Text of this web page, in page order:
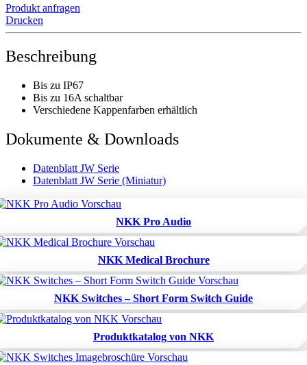
Produkt anfragen
Drucken
Beschreibung
Bis zu IP67
Bis zu 16A schaltbar
Verschiedene Kappenfarben erhältlich
Dokumente & Downloads
Datenblatt JW Serie
Datenblatt JW Serie (Miniatur)
NKK Pro Audio
NKK Medical Brochure
NKK Switches – Short Form Switch Guide
Produktkatalog von NKK